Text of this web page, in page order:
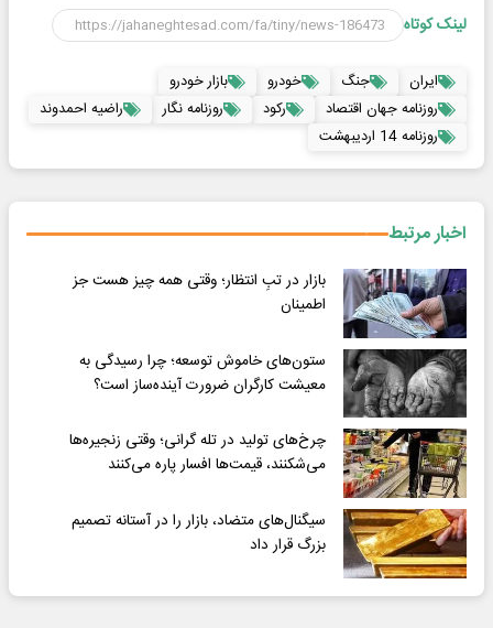
لینک کوتاه
ایران جنگ خودرو
بازار خودرو
روزنامه جهان اقتصاد
رکود روزنامه نگار
راضیه احمدوند
روزنامه 14 اردیبهشت
اخبار مرتبط
بازار در تبِ انتظار؛ وقتی همه چیز هست جز
اطمینان
ستون‌های خاموش توسعه؛ چرا رسیدگی به
معیشت کارگران ضرورت آینده‌ساز است؟
چرخ‌های تولید در تله گرانی؛ وقتی زنجیره‌ها
می‌شکنند، قیمت‌ها افسار پاره می‌کنند
سیگنال‌های متضاد، بازار را در آستانه تصمیم
بزرگ قرار داد